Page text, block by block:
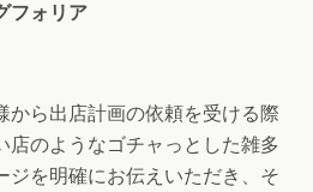
フォリア
から出店計画の依頼を受ける際
店のようなゴチャっとした雑多
ジを明確にお伝えいただき、そ